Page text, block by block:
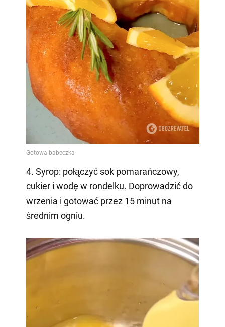
4. Syrop: połączyć sok pomarańczowy,
cukier i wodę w rondelku. Doprowadzić do
wrzenia i gotować przez 15 minut na
średnim ogniu.